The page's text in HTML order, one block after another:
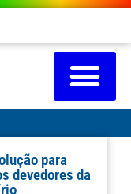
para
devedores da